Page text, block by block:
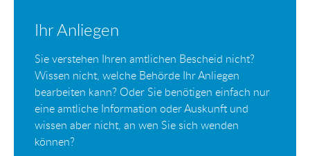
Ihr Anliegen
Sie verstehen Ihren amtlichen Bescheid nicht?
Wissen nicht, welche Behörde Ihr Anliegen
bearbeiten kann? Oder Sie benötigen einfach nur
eine amtliche Information oder Auskunft und
wissen aber nicht, an wen Sie sich wenden
können?